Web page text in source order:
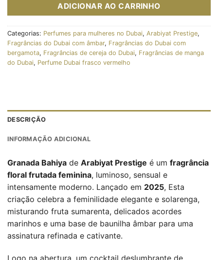
ADICIONAR AO CARRINHO
Categorias: Perfumes para mulheres no Dubai, Arabiyat Prestige,
Fragrâncias do Dubai com âmbar, Fragrâncias do Dubai com
bergamota, Fragrâncias de cereja do Dubai, Fragrâncias de manga
do Dubai, Perfume Dubai frasco vermelho
DESCRIÇÃO
INFORMAÇÃO ADICIONAL
Granada Bahiya de Arabiyat Prestige é um fragrância
floral frutada feminina, luminoso, sensual e
intensamente moderno. Lançado em 2025, Esta
criação celebra a feminilidade elegante e solarenga,
misturando fruta sumarenta, delicados acordes
marinhos e uma base de baunilha âmbar para uma
assinatura refinada e cativante.